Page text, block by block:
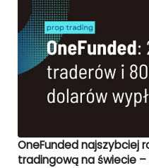
OneFunded najszybciej
tradingową na świecie –